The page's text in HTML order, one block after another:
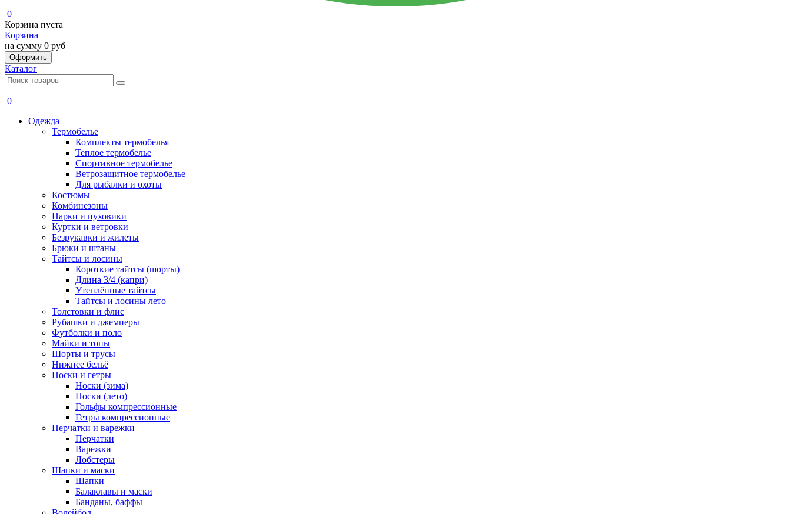
0
Корзина пуста
Корзина
на сумму 0 руб
Оформить
Каталог
0
Одежда
Термобелье
Комплекты термобелья
Теплое термобелье
Спортивное термобелье
Ветрозащитное термобелье
Для рыбалки и охоты
Костюмы
Комбинезоны
Парки и пуховики
Куртки и ветровки
Безрукавки и жилеты
Брюки и штаны
Тайтсы и лосины
Короткие тайтсы (шорты)
Длина 3/4 (капри)
Утеплённые тайтсы
Тайтсы и лосины лето
Толстовки и флис
Рубашки и джемперы
Футболки и поло
Майки и топы
Шорты и трусы
Нижнее бельё
Носки и гетры
Носки (зима)
Носки (лето)
Гольфы компрессионные
Гетры компрессионные
Перчатки и варежки
Перчатки
Варежки
Лобстеры
Шапки и маски
Шапки
Балаклавы и маски
Банданы, баффы